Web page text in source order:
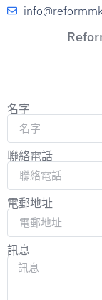
名字
聯絡電話
電郵地址
訊息